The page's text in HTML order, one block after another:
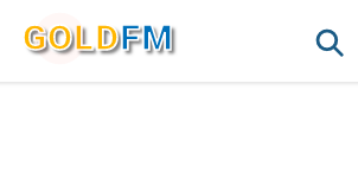
GOLDFM